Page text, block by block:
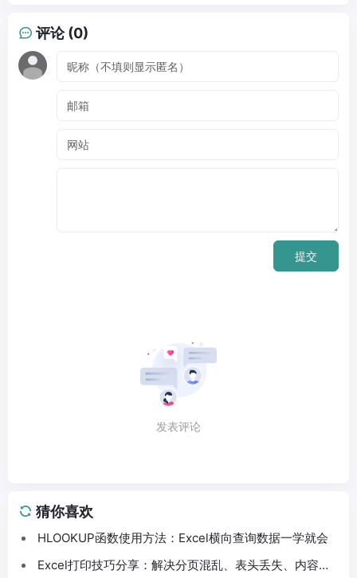
评论 (0)
提交
发表评论
猜你喜欢
HLOOKUP函数使用方法：Excel横向查询数据一学就会
Excel打印技巧分享：解决分页混乱、表头丢失、内容截